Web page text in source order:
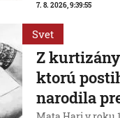
7. 8. 2026, 9:39:55
Svet
Z
ktorú
narodila